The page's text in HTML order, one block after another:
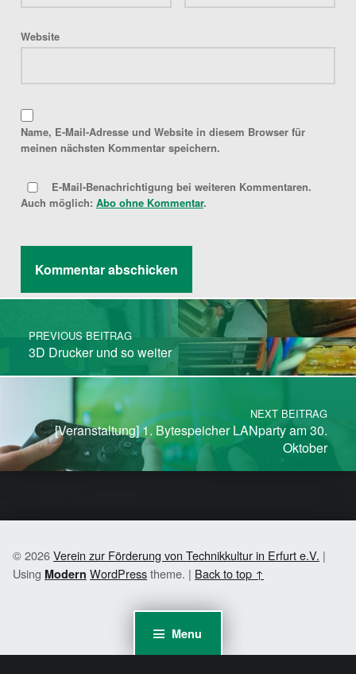
Menu
Website
Name, E-Mail-Adresse und Website in diesem Browser für
meinen nächsten Kommentar speichern.
E-Mail-Benachrichtigung bei weiteren Kommentaren.
Auch möglich: Abo ohne Kommentar.
Post navigation
PREVIOUS BEITRAG
3D Drucker und so weiter
NEXT BEITRAG
[Veranstaltung] 1. Bytespeicher LANparty am 30.
Oktober
© 2026Verein zur Förderung von Technikkultur in Erfurt e.V. |
Using Modern WordPresstheme. | Back to top ↑